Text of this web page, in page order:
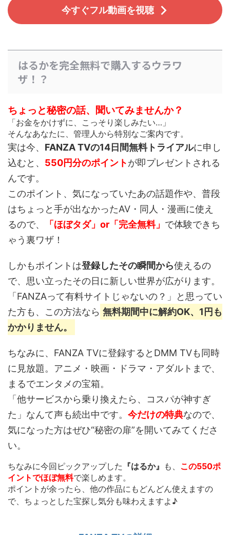
今すぐフル動画を視聴
はるかを完全無料で購入するウラワ
ザ！？
ちょっと秘密の話、聞いてみませんか？
「お金をかけずに、こっそり楽しみたい…」
そんなあなたに、管理人から特別なご案内です。
実は今、 FANZA TVの14日間無料トライアルに申し
込むと、 550円分のポイントが即プレゼントされる
んです。
このポイント、 気になっていたあの話題作や、普段
はちょっと手が出なかったAV・同人・漫画に使え
るので、
「ほぼタダ」or「完全無料」 で体験できち
ゃう裏ワザ！
しかもポイントは登録したその瞬間から使えるの
で、思い立ったその日に新しい世界が広がります。
「FANZAって有料サイトじゃないの？」と思ってい
た方も、この方法なら 無料期間中に解約OK、1円も
かかりません。
ちなみに、FANZA TVに登録するとDMM TVも同時
に見放題。アニメ・映画・ドラマ・アダルトまで、
まるでエンタメの宝箱。
「他サービスから乗り換えたら、コスパが神すぎ
た」なんて声も続出中です。 今だけの特典なので、
気になった方はぜひ“秘密の扉”を開いてみてくださ
い。
ちなみに今回ピックアップした 『はるか』 も、 この550ポ
イントでほぼ無料で楽しめます。
ポイントが余ったら、他の作品にもどんどん使えますの
で、ちょっとした宝探し気分も味わえますよ♪